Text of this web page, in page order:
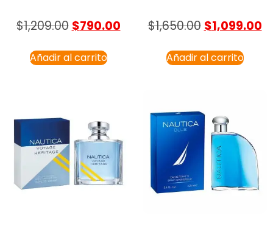
$1,209.00 $790.00
Añadir al carrito
$1,650.00 $1,099.00
Añadir al carrito